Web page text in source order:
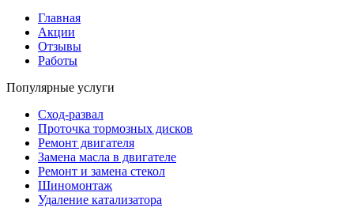
Главная
Акции
Отзывы
Работы
Популярные услуги
Сход-развал
Проточка тормозных дисков
Ремонт двигателя
Замена масла в двигателе
Ремонт и замена стекол
Шиномонтаж
Удаление катализатора